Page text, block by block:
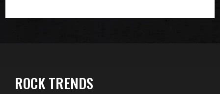
ROCK TRENDS